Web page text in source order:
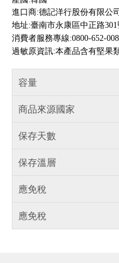
進口商:德記洋行股份有限公司
地址:臺南市永康區中正路301
消費者服務專線:0800-652-008
過敏原資訊:本產品含有堅果
容量
商品來源國家
保存天數
保存溫層
應免稅
應免稅